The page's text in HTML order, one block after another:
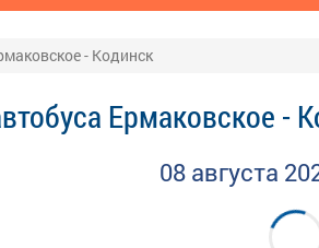
- Кодинск
Ермаковское -
08 августа